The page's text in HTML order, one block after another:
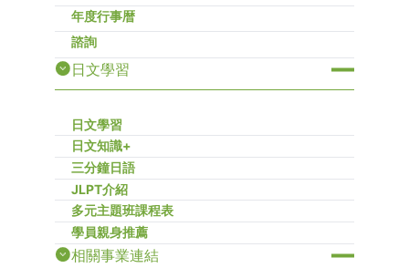
年度行事暦
諮詢
日文學習
日文學習
日文知識+
三分鐘日語
JLPT介紹
多元主題班課程表
學員親身推薦
相關事業連結